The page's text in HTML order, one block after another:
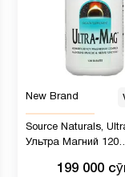
New Brand
Source Naturals,
Ультра Магний 120
199 000